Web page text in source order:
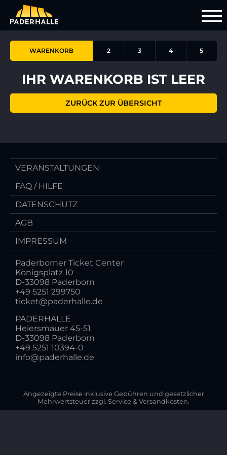
WARENKORB 2 3 4 5
IHR WARENKORB IST LEER
ZURÜCK ZUR ÜBERSICHT
VERANSTALTUNGEN
FAQ / HILFE
DATENSCHUTZ
AGB
IMPRESSUM
Paderborner Ticket Center
Königsplatz 10
D-33098 Paderborn
+49 5251 299750
ticket@paderhalle.de
PADERHALLE
Heiersmauer 45-51
D-33098 Paderborn
+49 5251 10394-0
info@paderhalle.de
Angezeigte Preise inklusive Gebühren und gesetzlicher
Mehrwertsteuer zzgl. Service & Versandkosten.